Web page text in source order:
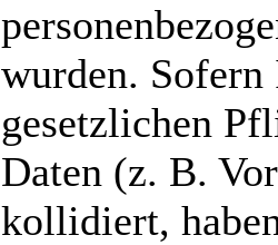
wurden.
gesetzlichen
Daten (z. B.
kollidiert,